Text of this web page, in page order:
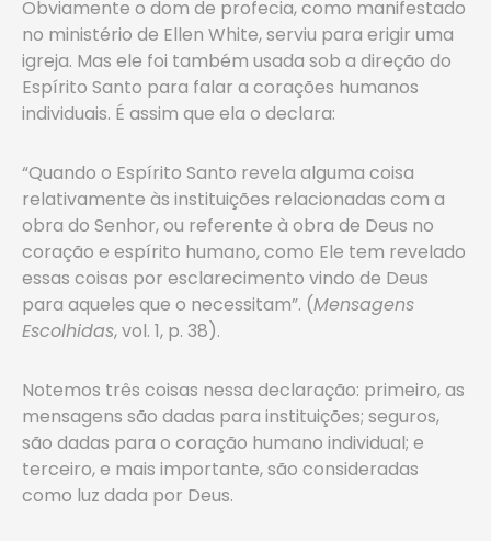
Obviamente o dom de profecia, como manifestado
no ministério de Ellen White, serviu para erigir uma
igreja. Mas ele foi também usada sob a direção do
Espírito Santo para falar a corações humanos
individuais. É assim que ela o declara:
“Quando o Espírito Santo revela alguma coisa
relativamente às instituições relacionadas com a
obra do Senhor, ou referente à obra de Deus no
coração e espírito humano, como Ele tem revelado
essas coisas por esclarecimento vindo de Deus
para aqueles que o necessitam”. (Mensagens
Escolhidas, vol. 1, p. 38).
Notemos três coisas nessa declaração: primeiro, as
mensagens são dadas para instituições; seguros,
são dadas para o coração humano individual; e
terceiro, e mais importante, são consideradas
como luz dada por Deus.